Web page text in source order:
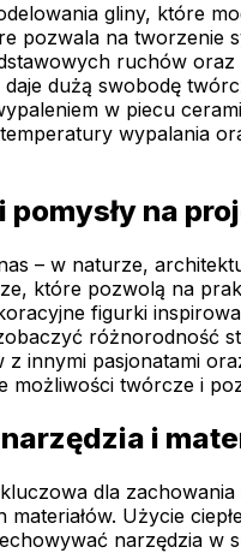
gliny, które
pozwala na
ruchów
dużą swobodę
w piecu
wypalania
na
– w naturze,
które pozwolą na
figurki
różnorodność
innymi pasjonatami
twórcze i
i
dla
Użycie
narzędzia